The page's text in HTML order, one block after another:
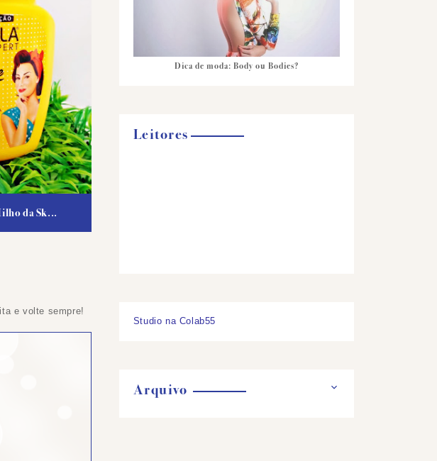
da Sk...
e volte sempre!
Dica de moda: Body ou Bodies?
Leitores
Studio na Colab55
Arquivo